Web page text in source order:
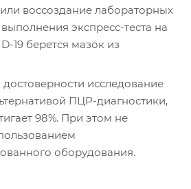
воссоздание лабораторных
экспресс-теста на
19 берется мазок из
достоверности исследование
ПЦР-диагностики,
98%. При этом не
оборудования.